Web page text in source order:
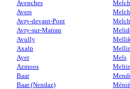
Avenches
Avers
Avry-devant-Pont
Avry-sur-Matran
Avully
Axalp
Ayer
Azmoos
Baar
Baar (Nendaz)
Mels